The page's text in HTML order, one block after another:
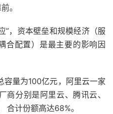
。
”，资本壁垒和规模经济（服
合配置）是最主要的影响因
容量为100亿元，阿里云一家
商分别是阿里云、腾讯云、
合计份额高达68%。